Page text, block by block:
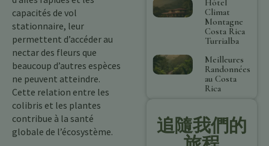
capacités de vol
stationnaire, leur
permettent d’accéder au
nectar des fleurs que
beaucoup d’autres espèces
ne peuvent atteindre.
Cette relation entre les
colibris et les plantes
contribue à la santé
globale de l’écosystème.
Hôtel
Climat
Montagne
Costa Rica
Turrialba
Meilleures
Randonnées
au Costa
Rica
追隨我們的